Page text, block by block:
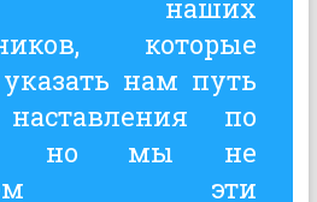
наших
которые
нам путь
по
но мы не
эти